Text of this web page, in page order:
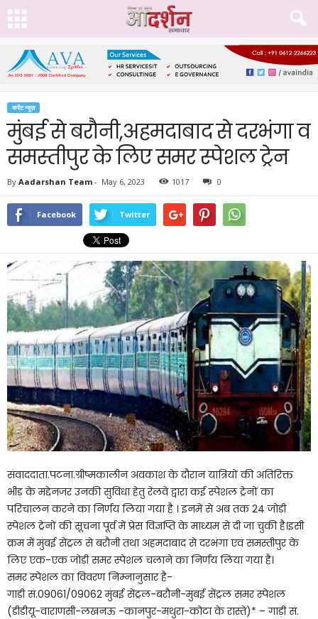
करेंट न्यूज़
मुंबई से बरौनी,अहमदाबाद से दरभंगा व
समस्तीपुर के लिए समर स्पेशल ट्रेन
By Aadarshan Team - May 6, 2023 1017 0
Facebook Twitter
संवाददाता.पटना.ग्रीष्मकालीन अवकाश के दौरान यात्रियों की अतिरिक्त
भीड़ के मद्देनजर उनकी सुविधा हेतु रेलवे द्वारा कई स्पेशल ट्रेनों का
परिचालन करने का निर्णय लिया गया है । इनमें से अब तक 24 जोड़ी
स्पेशल ट्रेनों की सूचना पूर्व में प्रेस विज्ञप्ति के माध्यम से दी जा चुकी है।इसी
क्रम में मुंबई सेंट्रल से बरौनी तथा अहमदाबाद से दरभंगा एवं समस्तीपुर के
लिए एक-एक जोड़ी समर स्पेशल चलाने का निर्णय लिया गया है।
समर स्पेशल का विवरण निम्नानुसार है-
गाड़ी सं.09061/09062 मुंबई सेंट्रल-बरौनी-मुंबई सेंट्रल समर स्पेशल
(डीडीयू-वाराणसी-लखनऊ -कानपुर-मथुरा-कोटा के रास्ते)* – गाड़ी सं.